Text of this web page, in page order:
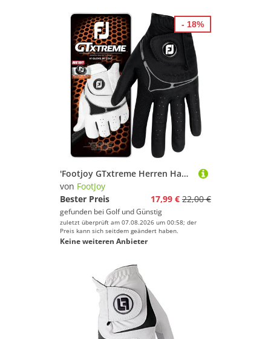
'Footjoy GTxtreme Herren Handschuh schwarz'
von FootJoy
Bester Preis
17,99 € 22,00 €
gefunden bei Golf und Günstig
zuletzt überprüft am 07.08.2026 um 00:58; der
Preis kann sich seitdem geändert haben.
Keine weiteren Anbieter
- 18%